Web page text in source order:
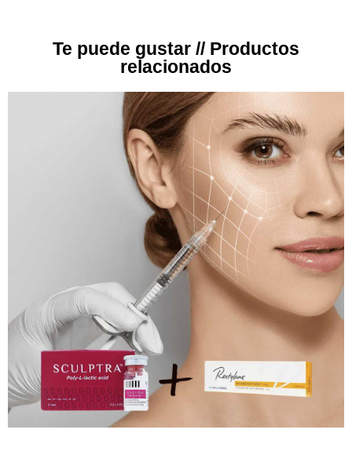
Te puede gustar // Productos
relacionados